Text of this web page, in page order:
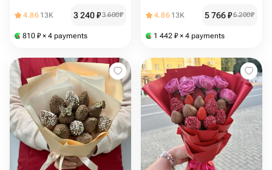
4.86 13K 3 240₽3 600₽
810 ₽ × 4 payments
4.86 13K 5 766₽6 200₽
1 442 ₽ × 4 payments